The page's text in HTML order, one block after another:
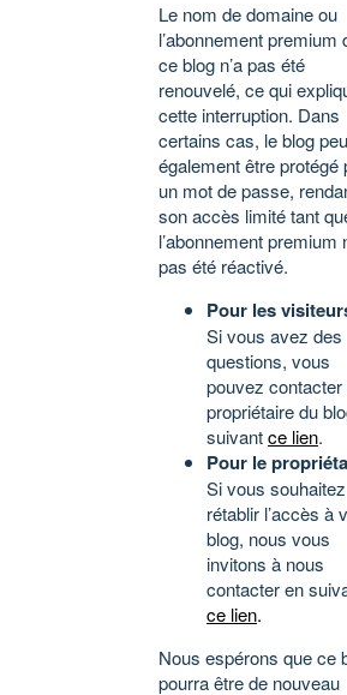
Le nom de domaine ou
l’abonnement premium
ce blog n’a pas été
renouvelé, ce qui
cette interruption. Dans
certains cas, le blog
également être protégé
un mot de passe,
son accès limité tant
l’abonnement premium
pas été réactivé.
Pour les
Si vous avez des
questions, vous
pouvez contacter
propriétaire du
suivantce lien.
Pour le
Si vous souhaitez
rétablir l’accès à
blog, nous vous
invitons à nous
contacter en
ce lien.
Nous espérons que ce
pourra être de nouveau